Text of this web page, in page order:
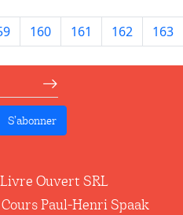
160 161 162 163
S’abonner
Ouvert SRL
Paul-Henri Spaak